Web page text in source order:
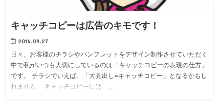
キャッチコピーは広告のキモです！
2016.09.27
日々、お客様のチラシやパンフレットをデザイン制作させていただく
中で私がいつも大切にしているのは「キャッチコピーの表現の仕方」
です。 チラシでいえば、「大見出し=キャッチコピー」となるかもし
れません。 キャッチコピーには、…